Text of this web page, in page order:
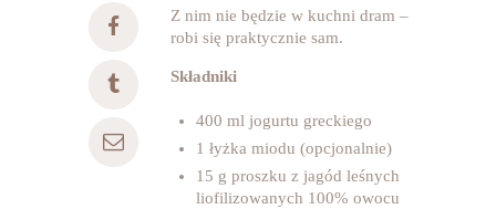
Z nim nie będzie w kuchni dram –
robi się praktycznie sam.
Składniki
400 ml jogurtu greckiego
1 łyżka miodu (opcjonalnie)
15 g proszku z jagód leśnych
liofilizowanych 100% owocu